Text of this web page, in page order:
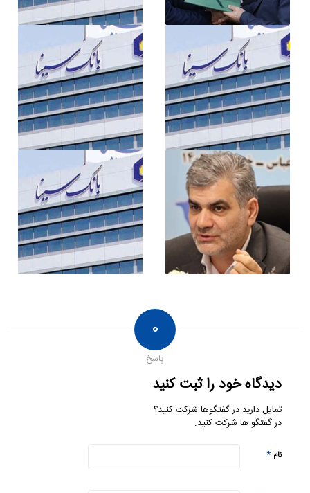
۰
پاسخ
دیدگاه خود را ثبت کنید
تمایل دارید در گفتگوها شرکت کنید؟
در گفتگو ها شرکت کنید.
نام*